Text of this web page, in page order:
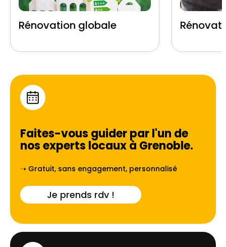
Rénovation globale
Faites-vous guider par l'un de
nos experts locaux à Grenoble.
➝ Gratuit, sans engagement, personnalisé
Je prends rdv !